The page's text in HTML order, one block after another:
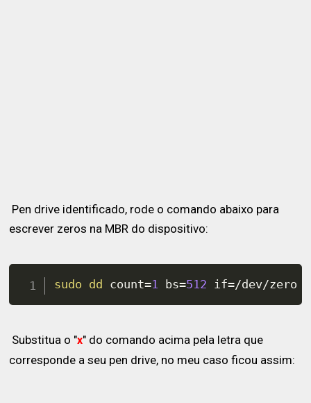
Pen drive identificado, rode o comando abaixo para
escrever zeros na MBR do dispositivo:
sudo dd count=1 bs=512 if=/dev/zero
Substitua o "x" do comando acima pela letra que
corresponde a seu pen drive, no meu caso ficou assim: